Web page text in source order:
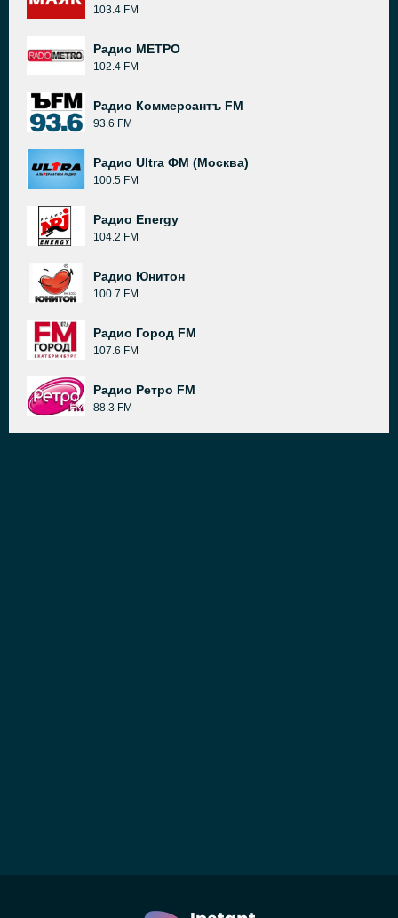
103.4 FM
Радио МЕТРО
102.4 FM
Радио Коммерсантъ FM
93.6 FM
Радио Ultra ФМ (Москва)
100.5 FM
Радио Energy
104.2 FM
Радио Юнитон
100.7 FM
Радио Город FM
107.6 FM
Радио Ретро FM
88.3 FM